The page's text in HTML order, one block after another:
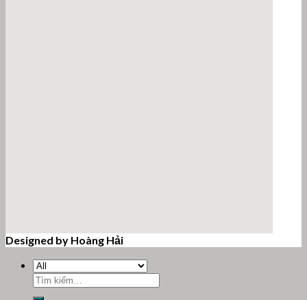
Designed by Hoàng Hải
Tìm
kiếm: